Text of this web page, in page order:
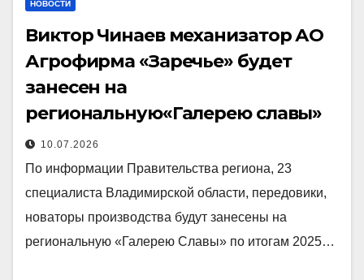
НОВОСТИ
Виктор Чинаев механизатор АО
Агрофирма «Заречье» будет
занесен на
региональную«Галерею славы»
10.07.2026
По информации Правительства региона, 23
специалиста Владимирской области, передовики,
новаторы производства будут занесены на
региональную «Галерею Славы» по итогам 2025…